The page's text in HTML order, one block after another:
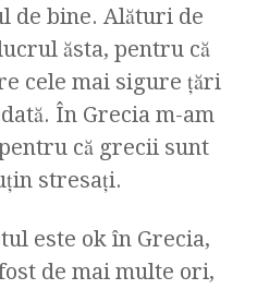
de bine. Alături de
ăsta, pentru că
cele mai sigure ţări
În Grecia m-am
că grecii sunt
stresaţi.
este ok în Grecia,
de mai multe ori,